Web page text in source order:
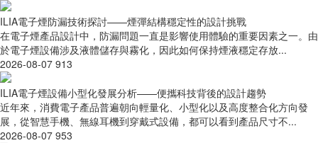
ILIA電子煙防漏技術探討——煙彈結構穩定性的設計挑戰
在電子煙產品設計中，防漏問題一直是影響使用體驗的重要因素之一。由
於電子煙設備涉及液體儲存與霧化，因此如何保持煙液穩定存放...
2026-08-07 913
ILIA電子煙設備小型化發展分析——便攜科技背後的設計趨勢
近年來，消費電子產品普遍朝向輕量化、小型化以及高度整合化方向發
展，從智慧手機、無線耳機到穿戴式設備，都可以看到產品尺寸不...
2026-08-07 953